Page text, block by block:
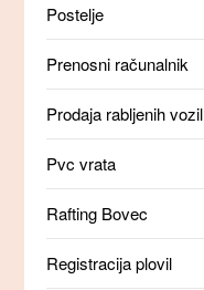
Postelje
Prenosni računalnik
Prodaja rabljenih vozil
Pvc vrata
Rafting Bovec
Registracija plovil